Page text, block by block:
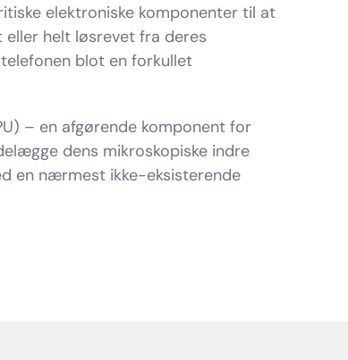
elektroniske komponenter til at
helt løsrevet fra deres
blot en forkullet
– en afgørende komponent for
dens mikroskopiske indre
en nærmest ikke-eksisterende